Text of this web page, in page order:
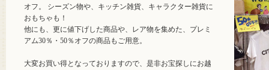
オフ。 シーズン物や、キッチン雑貨、キャラクター雑貨に
おもちゃも！
他にも、更に値下げした商品や、レア物を集めた、プレミ
アム30％・50％オフの商品もご用意。
大変お買い得となっておりますので、是非お宝探しにお越